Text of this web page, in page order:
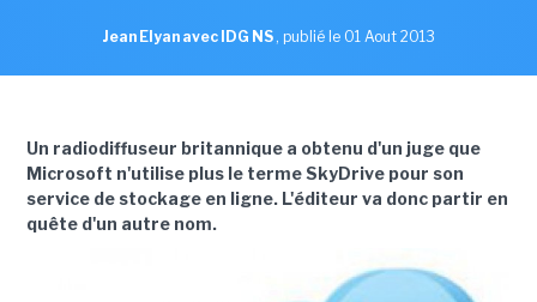
Jean Elyan avec IDG NS , publié le 01 Aout 2013
Un radiodiffuseur britannique a obtenu d'un juge que
Microsoft n'utilise plus le terme SkyDrive pour son
service de stockage en ligne. L'éditeur va donc partir en
quête d'un autre nom.